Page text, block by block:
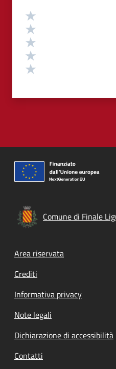
Valutazione
Comune di Finale
Footer menu
Area riservata
Crediti
Informativa privacy
Note legali
Dichiarazione di accessibilità
Contatti